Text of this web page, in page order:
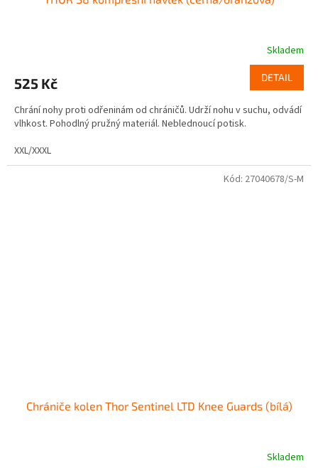
Skladem
525 Kč DETAIL
Chrání nohy proti odřeninám od chráničů. Udrží nohu v suchu, odvádí
vlhkost. Pohodlný pružný materiál. Neblednoucí potisk.
XXL/XXXL
Chrániče kolen Thor Sentinel LTD Knee Guards (bílá)
Skladem
Kód: 27040678/S-M